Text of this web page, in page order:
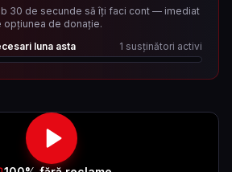
30 de secunde să îți faci cont — imediat
opțiunea de donație.
luna asta 1 susținători activi